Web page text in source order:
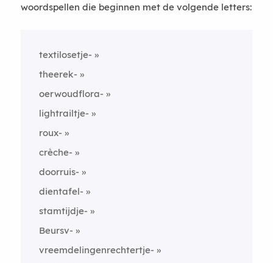
woordspellen die beginnen met de volgende letters:
textilosetje-
theerek-
oerwoudflora-
lightrailtje-
roux-
crèche-
doorruis-
dientafel-
stamtijdje-
Beursv-
vreemdelingenrechtertje-